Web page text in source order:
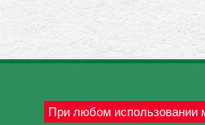
При любом использовании